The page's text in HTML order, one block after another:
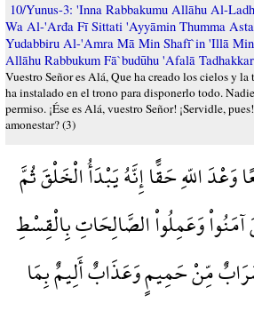
10/Yunus-3: 'Inna Rabbakumu Allāhu Al-
Wa Al-'Arđa Fī Sittati 'Ayyāmin Thumma
Yudabbiru Al-'Amra Mā Min Shafī`in 'Illā
Allāhu Rabbukum Fā`budūhu 'Afalā
Vuestro Señor es Alá, Que ha creado los cielos y la
ha instalado en el trono para disponerlo todo.
permiso. ¡Ése es Alá, vuestro Señor! ¡Servidle,
amonestar? (3)
اللّهِ حَقًّا إِنَّهُ يَبْدَأُ الْخَلْقَ ثُمَّ
وَعَمِلُواْ الصَّالِحَاتِ بِالْقِسْطِ
مِّنْ حَمِيمٍ وَعَذَابٌ أَلِيمٌ بِمَا